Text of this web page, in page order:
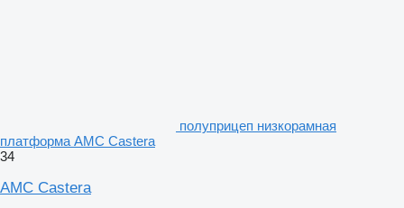
полуприцеп низкорамная
платформа AMC Castera
34
AMC Castera